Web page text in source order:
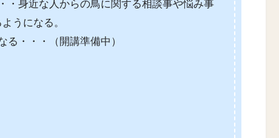
・身近な人からの鳥に関する相談事や悩み事
うになる。
る・・・（開講準備中）